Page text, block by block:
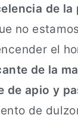
de la
no
el
de la
de apio y
de